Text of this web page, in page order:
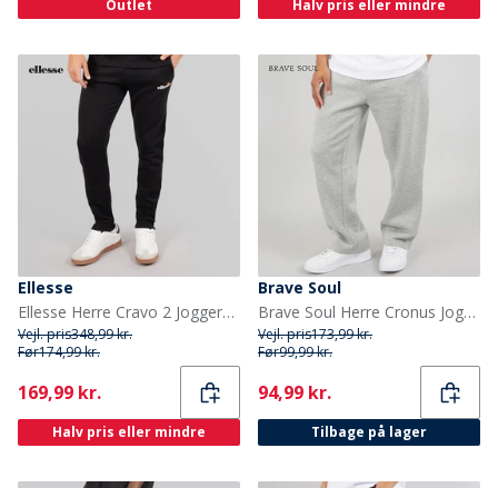
Outlet Halv pris eller mindre
Ellesse
Ellesse Herre Cravo 2 Joggers Sort
Vejl. pris348,99 kr.
Før174,99 kr.
Current
169,99 kr.
Halv pris eller mindre
Brave Soul
Brave Soul Herre Cronus Joggingbukser Grå
Vejl. pris173,99 kr.
Før99,99 kr.
Current
94,99 kr.
Tilbage på lager